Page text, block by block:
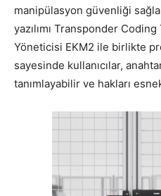
manipülasyon güvenliği
yazılımı Transponder
Yöneticisi EKM2 ile birlikte
sayesinde kullanıcılar,
tanımlayabilir ve hakları